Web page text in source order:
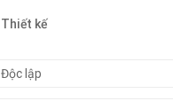
Thiết kế
Độc lập